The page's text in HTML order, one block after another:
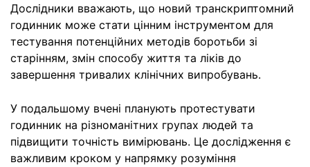
Дослідники вважають, що новий транскриптомний
годинник може стати цінним інструментом для
тестування потенційних методів боротьби зі
старінням, змін способу життя та ліків до
завершення тривалих клінічних випробувань.
У подальшому вчені планують протестувати
годинник на різноманітних групах людей та
підвищити точність вимірювань. Це дослідження є
важливим кроком у напрямку розуміння